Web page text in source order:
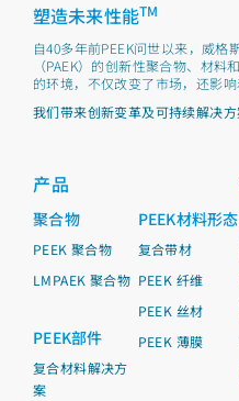
塑造未来性能TM
自40多年前PEEK问世以来，威格
（PAEK）的创新性聚合物、材
的环境，不仅改变了市场，还影响
我们带来创新变革及可持续解决方
产品
聚合物
PEEK 聚合物
LMPAEK 聚合物
PEEK部件
复合材料解决方
案
PEEK材料形态
复合带材
PEEK 纤维
PEEK 丝材
PEEK 薄膜